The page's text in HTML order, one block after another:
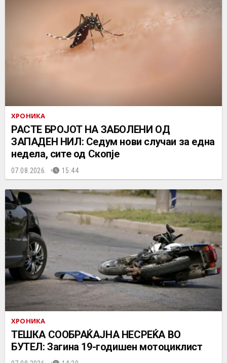
ХРОНИКА
РАСТЕ БРОЈОТ НА ЗАБОЛЕНИ ОД
ЗАПАДЕН НИЛ: Седум нови случаи за една
недела, сите од Скопје
07.08.2026. 15:44
ХРОНИКА
ТЕШКА СООБРАЌАЈНА НЕСРЕЌА ВО
БУТЕЛ: Загина 19-годишен мотоциклист